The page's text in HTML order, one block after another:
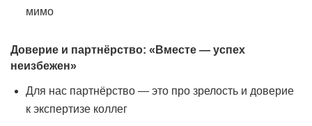
мимо
Доверие и партнёрство: «Вместе — успех
неизбежен»
Для нас партнёрство — это про зрелость и доверие
к экспертизе коллег